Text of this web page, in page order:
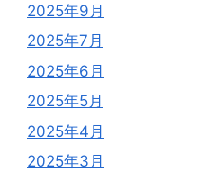
2025年9月
2025年7月
2025年6月
2025年5月
2025年4月
2025年3月